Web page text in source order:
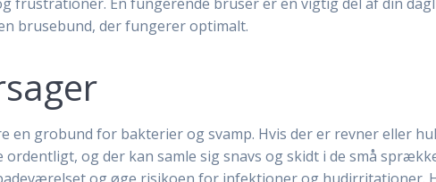
brusebund, der fungerer optimalt.
en grobund for bakterier og svamp. Hvis der er revner eller
og der kan samle sig snavs og skidt i de små